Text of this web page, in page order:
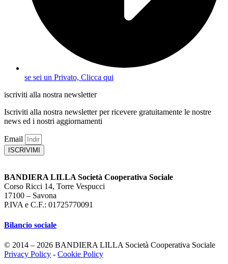
se sei un Privato, Clicca qui
iscriviti alla nostra newsletter
Iscriviti alla nostra newsletter per ricevere gratuitamente le nostre
news ed i nostri aggiornamenti
Email
ISCRIVIMI
BANDIERA LILLA Società Cooperativa Sociale
Corso Ricci 14, Torre Vespucci
17100 – Savona
P.IVA e C.F.: 01725770091
Bilancio sociale
© 2014 – 2026 BANDIERA LILLA Società Cooperativa Sociale
Privacy Policy - Cookie Policy